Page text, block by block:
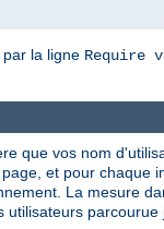
par la ligne Require
que vos nom
et pour
La mesure